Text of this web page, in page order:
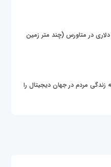
میلیون دلاری در متاورس (چند متر زمین
مردم در جهان دیجیتال را